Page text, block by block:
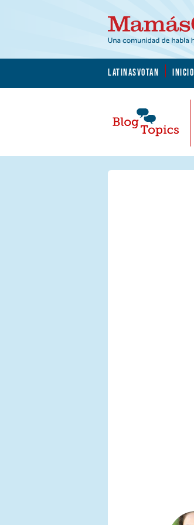
MamásConPoder.org
LATINASVOTAN INICIO
Blog Topics
Nav